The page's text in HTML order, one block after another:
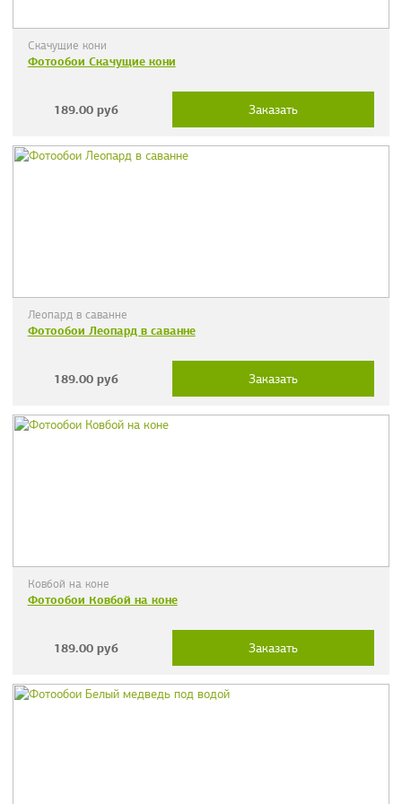
Скачущие кони
Фотообои Скачущие кони
189.00 руб Заказать
Леопард в саванне
Фотообои Леопард в саванне
189.00 руб Заказать
Ковбой на коне
Фотообои Ковбой на коне
189.00 руб Заказать